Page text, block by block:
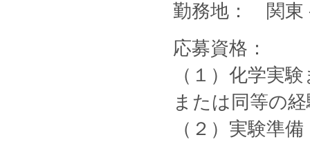
勤務地： 関東
応募資格：
（１）化学実
または同等の
（２）実験準